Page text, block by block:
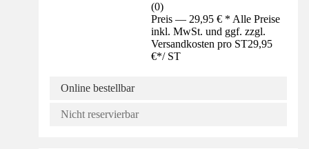
(0)
Preis — 29,95 € * Alle Preise
inkl. MwSt. und ggf. zzgl.
Versandkosten pro ST29,95
€*/ ST
Online bestellbar
Nicht reservierbar